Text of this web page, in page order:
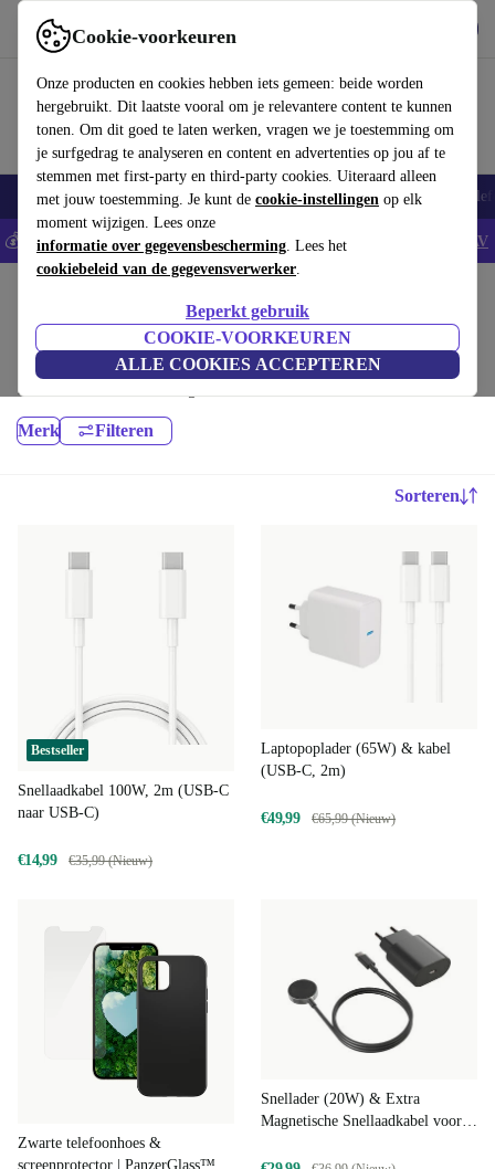
Cookie-voorkeuren
Onze producten en cookies hebben iets gemeen: beide worden
hergebruikt. Dit laatste vooral om je relevantere content te kunnen
tonen. Om dit goed te laten werken, vragen we je toestemming om
je surfgedrag te analyseren en content en advertenties op jou af te
stemmen met first-party en third-party cookies. Uiteraard alleen
met jouw toestemming. Je kunt de cookie-instellingen op elk
moment wijzigen. Lees onze
informatie over gegevensbescherming. Lees het
cookiebeleid van de gegevensverwerker.
Beperkt gebruik
COOKIE-VOORKEUREN
ALLE COOKIES ACCEPTEREN
Gebruik refurbed snel en eenvoudig
Smartphones Laptops Tablets Smartwatches Accessoires
💰Bespaar 5% EXTRA op alle iPhones - Code: IPHONEDEAL - AV
Smartphones accessoires:
Hoogwaardige en betaalbare Smartphones accessoires voor jouw apparaat
met minimaal 12 maanden garantie.
Merk Filteren
Sorteren
Bestseller
Snellaadkabel 100W, 2m (USB-C
naar USB-C)
€14,99 €35,99 (Nieuw)
Laptopoplader (65W) & kabel
(USB-C, 2m)
€49,99 €65,99 (Nieuw)
Zwarte telefoonhoes &
screenprotector | PanzerGlass™
Snellader (20W) & Extra
Magnetische Snellaadkabel voor